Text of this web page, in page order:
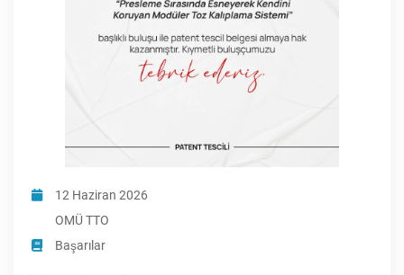
12 Haziran 2026
OMÜ TTO
Başarılar